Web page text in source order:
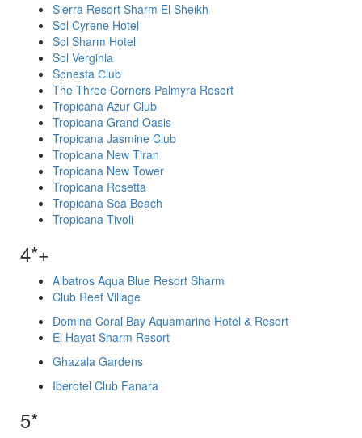
Sierra Resort Sharm El Sheikh
Sol Cyrene Hotel
Sol Sharm Hotel
Sol Verginia
Sonesta Сlub
The Three Corners Palmyra Resort
Tropicana Azur Club
Tropicana Grand Oasis
Tropicana Jasmine Club
Tropicana New Tiran
Tropicana New Tower
Tropicana Rosetta
Tropicana Sea Beach
Tropicana Tivoli
4*+
Albatros Aqua Blue Resort Sharm
Club Reef Village
Domina Coral Bay Aquamarine Hotel & Resort
El Hayat Sharm Resort
Ghazala Gardens
Iberotel Club Fanara
5*